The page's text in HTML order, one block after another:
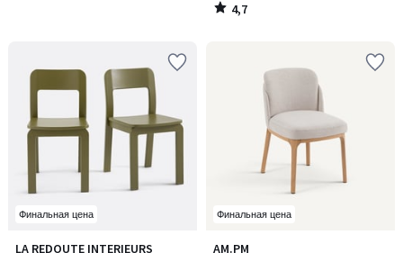
4,7
/
Финальная цена
LA REDOUTE INTERIEURS
2,3
Финальная цена
AM.PM